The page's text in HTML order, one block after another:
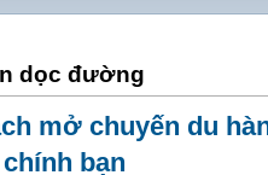
dọc đường
mở chuyến du
bạn